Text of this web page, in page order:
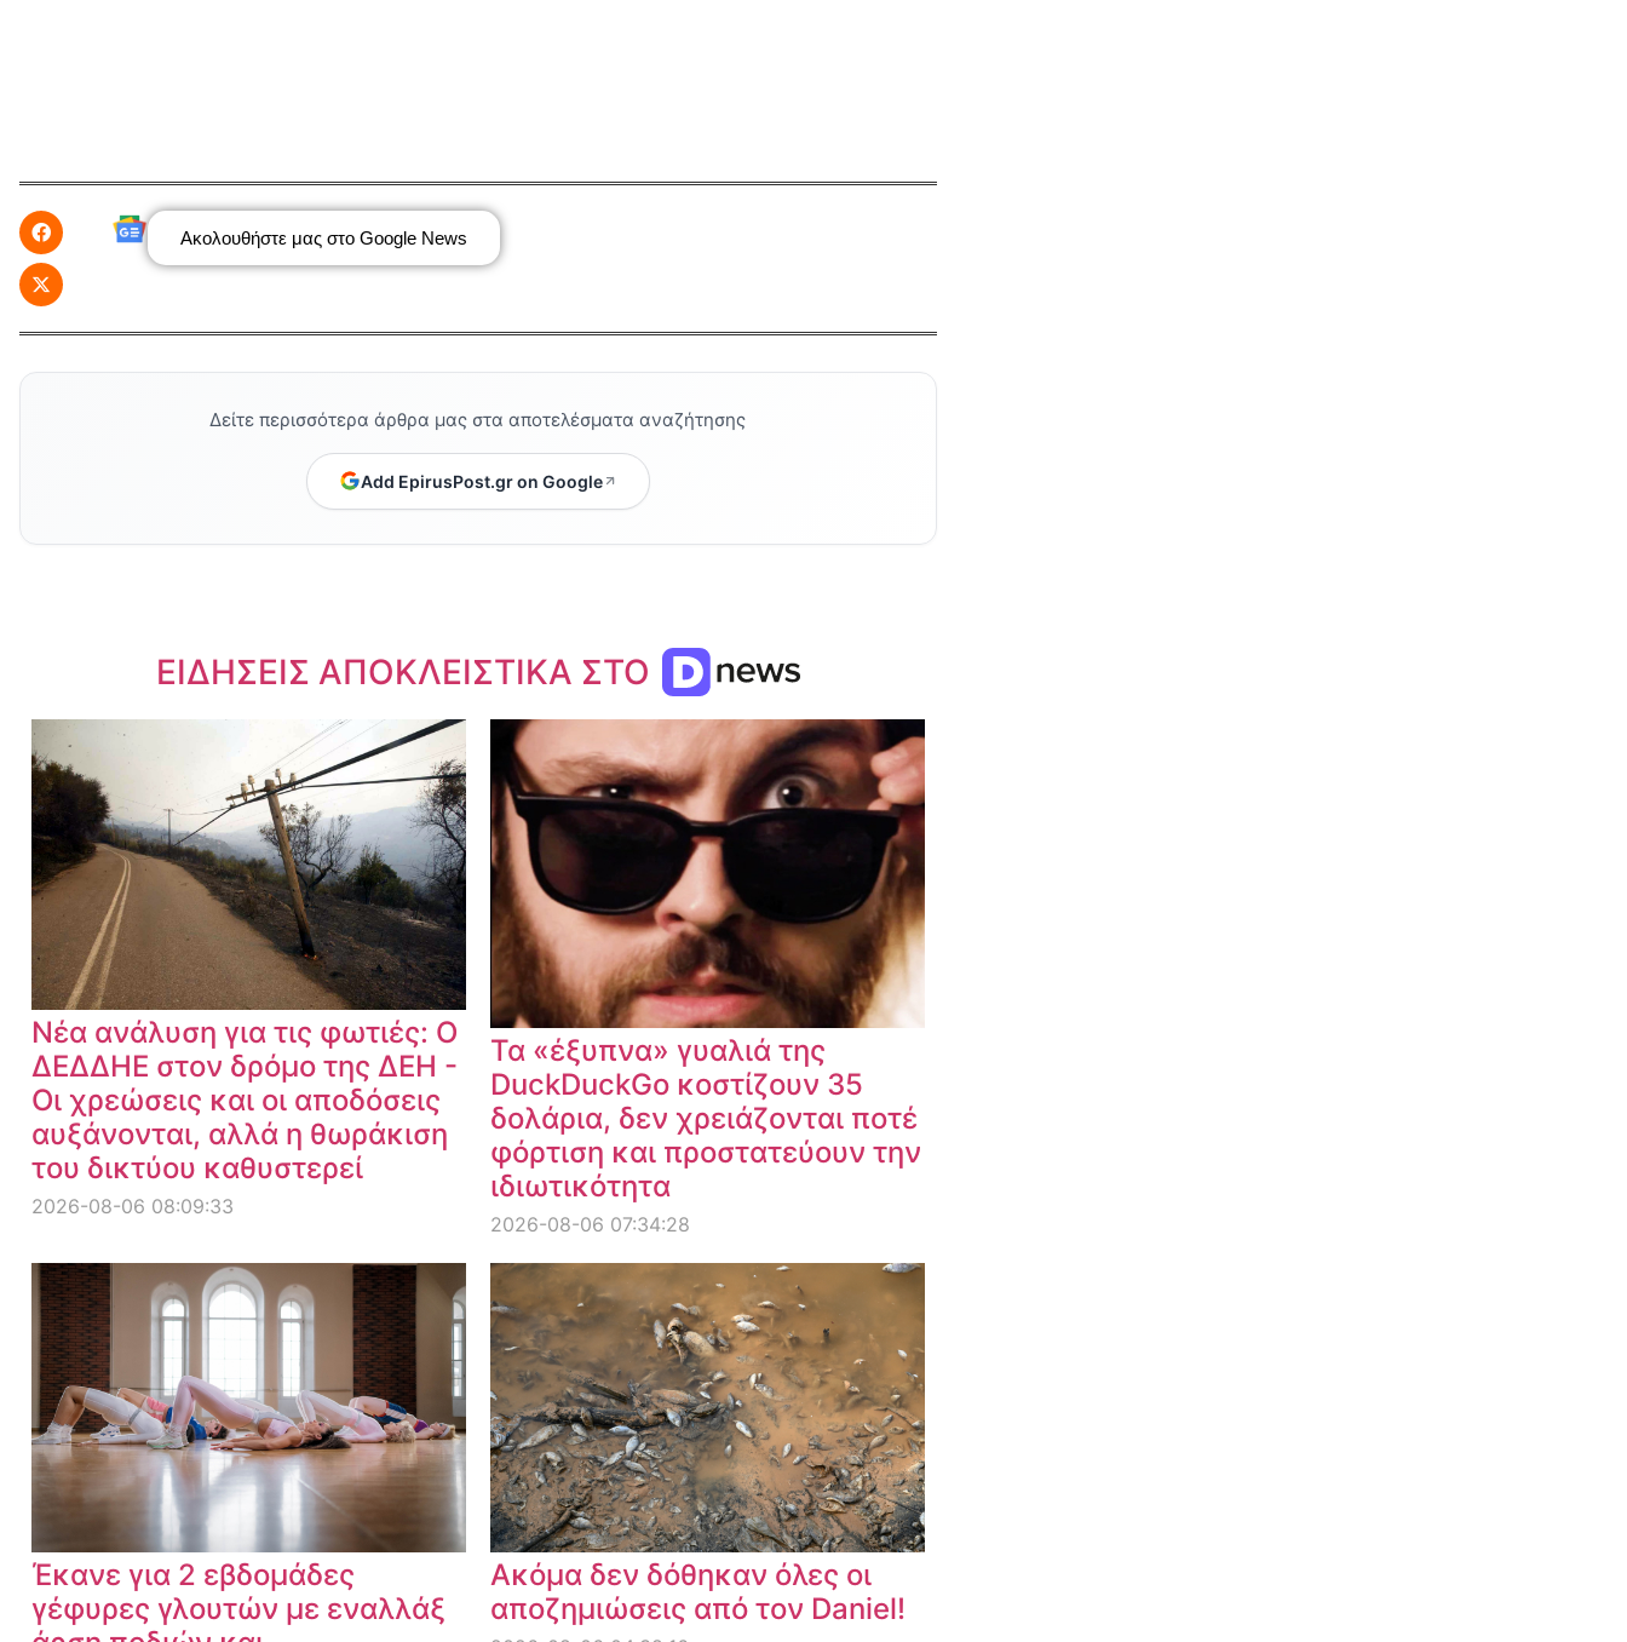
Ακολουθήστε μας στο Google News
Δείτε περισσότερα άρθρα μας στα αποτελέσματα αναζήτησης
Add EpirusPost.gr on Google
ΕΙΔΗΣΕΙΣ ΑΠΟΚΛΕΙΣΤΙΚΑ ΣΤΟ
Dnews.gr
Νέα ανάλυση για τις φωτιές: Ο
ΔΕΔΔΗΕ στον δρόμο της ΔΕΗ -
Οι χρεώσεις και οι αποδόσεις
αυξάνονται, αλλά η θωράκιση
του δικτύου καθυστερεί
2026-08-06 08:09:33
Τα «έξυπνα» γυαλιά της
DuckDuckGo κοστίζουν 35
δολάρια, δεν χρειάζονται ποτέ
φόρτιση και προστατεύουν την
ιδιωτικότητα
2026-08-06 07:34:28
Έκανε για 2 εβδομάδες
γέφυρες γλουτών με εναλλάξ
Ακόμα δεν δόθηκαν όλες οι
αποζημιώσεις από τον Daniel!